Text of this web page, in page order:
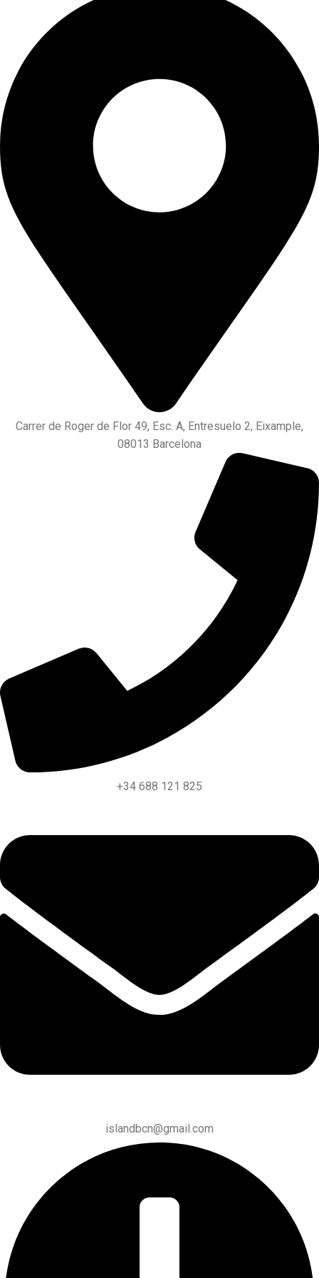
Carrer de Roger de Flor 49, Esc. A, Entresuelo 2, Eixample,
08013 Barcelona
+34 688 121 825
islandbcn@gmail.com